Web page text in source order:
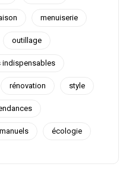
menuiserie
outillage
indispensables
rénovation style
écologie